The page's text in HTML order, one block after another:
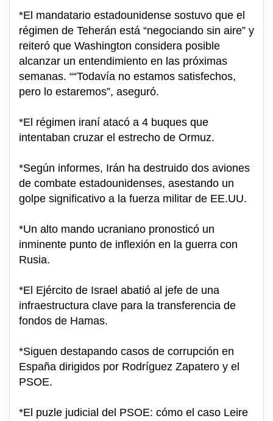
*El mandatario estadounidense sostuvo que el
régimen de Teherán está “negociando sin aire” y
reiteró que Washington considera posible
alcanzar un entendimiento en las próximas
semanas. ““Todavía no estamos satisfechos,
pero lo estaremos”, aseguró.
*El régimen iraní atacó a 4 buques que
intentaban cruzar el estrecho de Ormuz.
*Según informes, Irán ha destruido dos aviones
de combate estadounidenses, asestando un
golpe significativo a la fuerza militar de EE.UU.
*Un alto mando ucraniano pronosticó un
inminente punto de inflexión en la guerra con
Rusia.
*El Ejército de Israel abatió al jefe de una
infraestructura clave para la transferencia de
fondos de Hamas.
*Siguen destapando casos de corrupción en
España dirigidos por Rodríguez Zapatero y el
PSOE.
*El puzle judicial del PSOE: cómo el caso Leire